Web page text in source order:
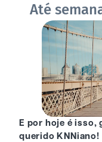
Até
E por hoje é isso,
querido KNNiano!